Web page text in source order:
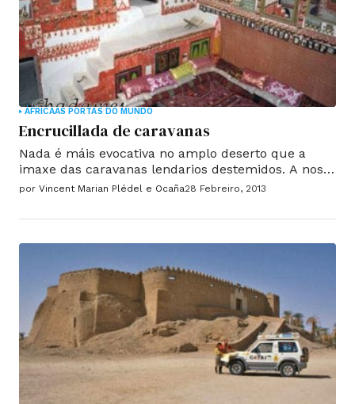
ÁFRICAAS PORTAS DO MUNDO
Encrucillada de caravanas
Nada é máis evocativa no amplo deserto que a
imaxe das caravanas lendarios destemidos. A nosa
idea de navegar centos de quilómetros de Ghat
seguir os pasos das caravanas intrépidos por
por Vincent Marian Plédel e Ocaña28 Febreiro, 2013